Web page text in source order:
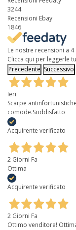
3244
Recensioni Ebay
1846
Le nostre recensioni a 4
Clicca qui per leggerle
Precedente Successivo
Ieri
Scarpe
comode.Soddisfatto
Acquirente verificato
2 Giorni Fa
Ottima
Acquirente verificato
2 Giorni Fa
Ottimo venditore!